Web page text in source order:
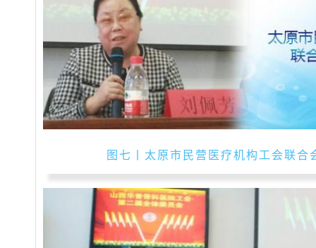
图七丨太原市民营医疗机构工会联合